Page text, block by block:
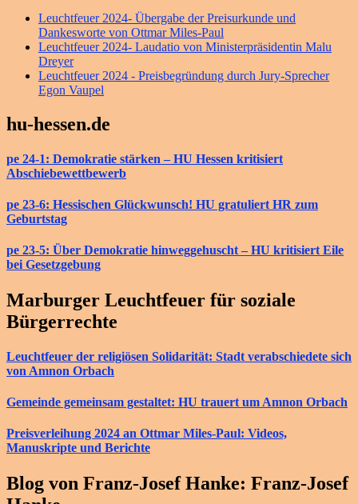
Leuchtfeuer 2024- Übergabe der Preisurkunde und
Dankesworte von Ottmar Miles-Paul
Leuchtfeuer 2024- Laudatio von Ministerpräsidentin Malu
Dreyer
Leuchtfeuer 2024 - Preisbegründung durch Jury-Sprecher
Egon Vaupel
hu-hessen.de
pe 24-1: Demokratie stärken – HU Hessen kritisiert
Abschiebewettbewerb
pe 23-6: Hessischen Glückwunsch! HU gratuliert HR zum
Geburtstag
pe 23-5: Über Demokratie hinweggehuscht – HU kritisiert Eile
bei Gesetzgebung
Marburger Leuchtfeuer für soziale
Bürgerrechte
Leuchtfeuer der religiösen Solidarität: Stadt verabschiedete sich
von Amnon Orbach
Gemeinde gemeinsam gestaltet: HU trauert um Amnon Orbach
Preisverleihung 2024 an Ottmar Miles-Paul: Videos,
Manuskripte und Berichte
Blog von Franz-Josef Hanke: Franz-Josef